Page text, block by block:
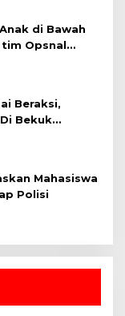
di Bawah
Opsnal
Polda Riau
Beraksi,
Bekuk
Mahasiswa
Polisi